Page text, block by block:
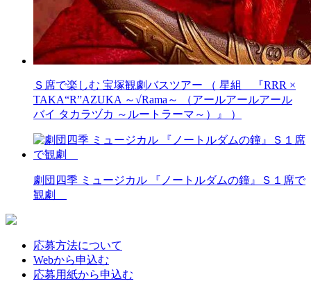
Ｓ席で楽しむ 宝塚観劇バスツアー （ 星組 『RRR ×
TAKA“R”AZUKA ～√Rama～ （アールアールアール
バイ タカラヅカ ～ルートラーマ～）』 ）
劇団四季 ミュージカル 『ノートルダムの鐘』Ｓ１席で
観劇
応募方法について
Webから申込む
応募用紙から申込む